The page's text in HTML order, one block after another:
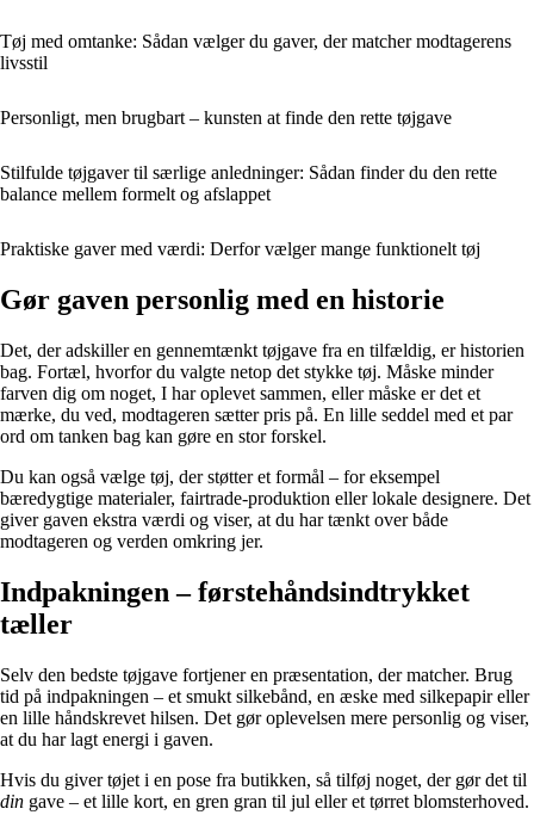
Tøj med omtanke: Sådan vælger du gaver, der matcher modtagerens
livsstil
Personligt, men brugbart – kunsten at finde den rette tøjgave
Stilfulde tøjgaver til særlige anledninger: Sådan finder du den rette
balance mellem formelt og afslappet
Praktiske gaver med værdi: Derfor vælger mange funktionelt tøj
Gør gaven personlig med en historie
Det, der adskiller en gennemtænkt tøjgave fra en tilfældig, er historien
bag. Fortæl, hvorfor du valgte netop det stykke tøj. Måske minder
farven dig om noget, I har oplevet sammen, eller måske er det et
mærke, du ved, modtageren sætter pris på. En lille seddel med et par
ord om tanken bag kan gøre en stor forskel.
Du kan også vælge tøj, der støtter et formål – for eksempel
bæredygtige materialer, fairtrade-produktion eller lokale designere. Det
giver gaven ekstra værdi og viser, at du har tænkt over både
modtageren og verden omkring jer.
Indpakningen – førstehåndsindtrykket
tæller
Selv den bedste tøjgave fortjener en præsentation, der matcher. Brug
tid på indpakningen – et smukt silkebånd, en æske med silkepapir eller
en lille håndskrevet hilsen. Det gør oplevelsen mere personlig og viser,
at du har lagt energi i gaven.
Hvis du giver tøjet i en pose fra butikken, så tilføj noget, der gør det til
din gave – et lille kort, en gren gran til jul eller et tørret blomsterhoved.